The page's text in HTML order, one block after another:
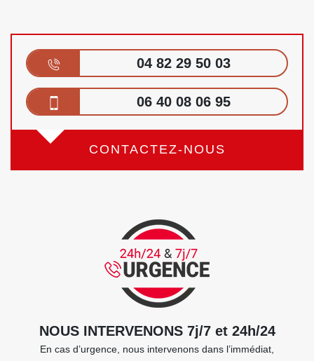
04 82 29 50 03
06 40 08 06 95
CONTACTEZ-NOUS
NOUS INTERVENONS 7j/7 et 24h/24
En cas d’urgence, nous intervenons dans l’immédiat,